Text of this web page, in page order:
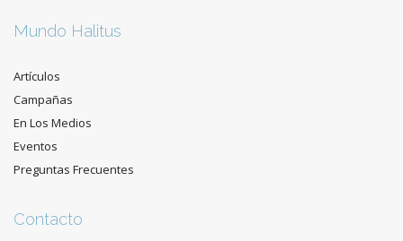
Mundo Halitus
Artículos
Campañas
En Los Medios
Eventos
Preguntas Frecuentes
Contacto